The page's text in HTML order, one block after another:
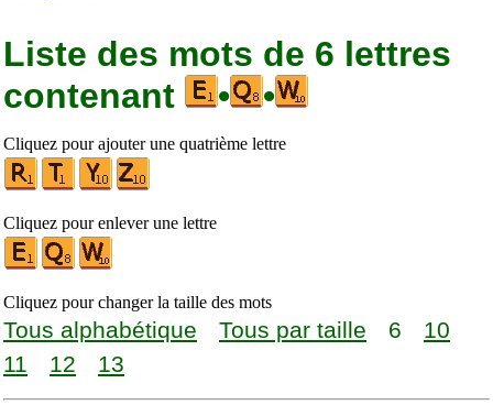
Liste des mots de 6 lettres
contenant
• •
Cliquez pour ajouter une quatrième lettre
Cliquez pour enlever une lettre
Cliquez pour changer la taille des mots
Tous alphabétique Tous par taille 6
10
11
12 13